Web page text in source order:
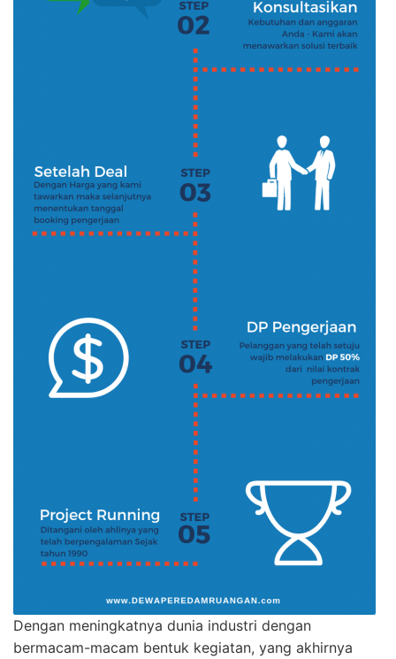
Dengan meningkatnya dunia industri dengan
bermacam-macam bentuk kegiatan, yang akhirnya